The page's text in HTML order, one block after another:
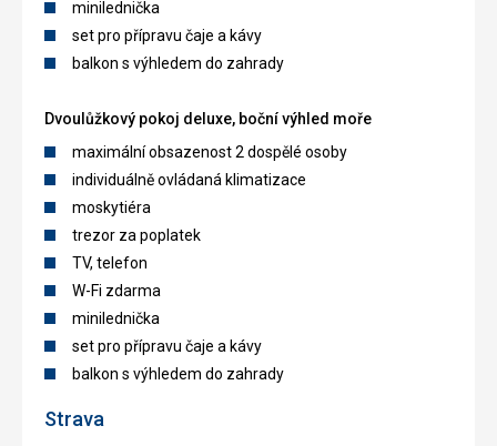
minilednička
set pro přípravu čaje a kávy
balkon s výhledem do zahrady
Dvoulůžkový pokoj deluxe, boční výhled moře
maximální obsazenost 2 dospělé osoby
individuálně ovládaná klimatizace
moskytiéra
trezor za poplatek
TV, telefon
W-Fi zdarma
minilednička
set pro přípravu čaje a kávy
balkon s výhledem do zahrady
Strava